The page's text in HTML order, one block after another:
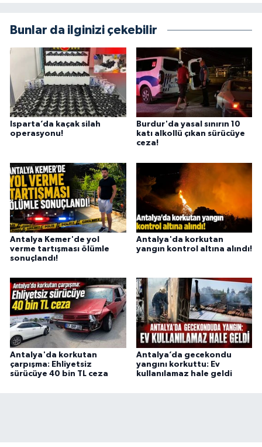
Bunlar da ilginizi çekebilir
Isparta’da kaçak silah
operasyonu!
Burdur'da yasal sınırın 10
katı alkollü çıkan sürücüye
ceza!
Antalya Kemer'de yol
verme tartışması ölümle
sonuçlandı!
Antalya'da korkutan
yangın kontrol altına alındı!
Antalya'da korkutan
çarpışma: Ehliyetsiz
sürücüye 40 bin TL ceza
Antalya’da gecekondu
yangını korkuttu: Ev
kullanılamaz hale geldi